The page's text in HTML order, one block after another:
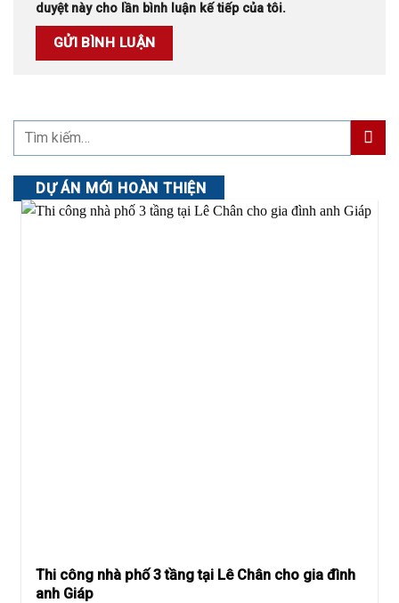
duyệt này cho lần bình luận kế tiếp của tôi.
DỰ ÁN MỚI HOÀN THIỆN
Thi công nhà phố 3 tầng tại Lê Chân cho gia đình
anh Giáp